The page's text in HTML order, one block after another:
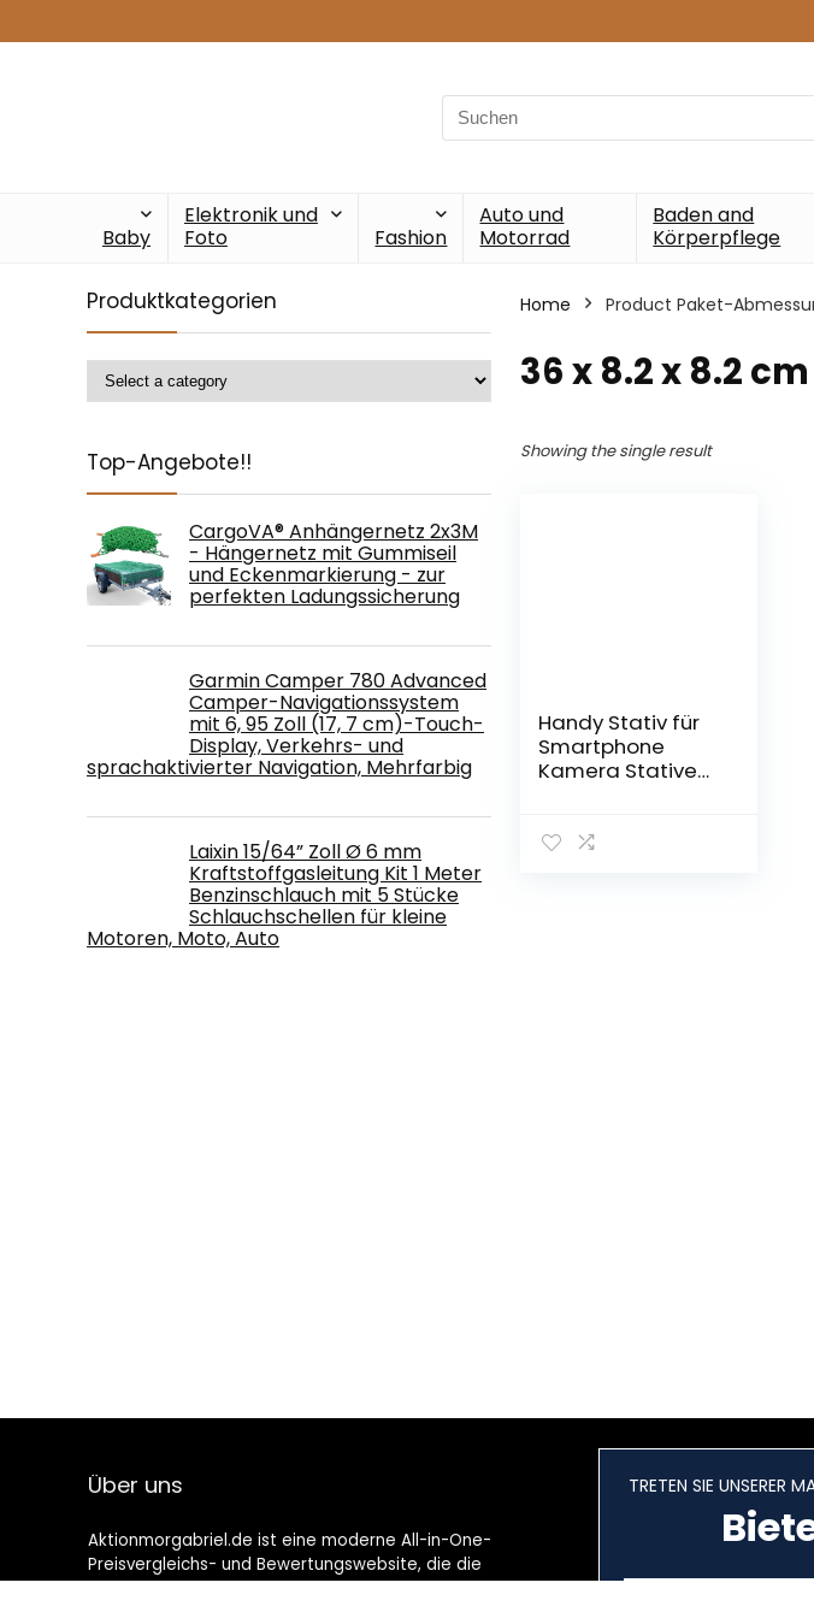
Search
for:
Baby
Elektronik und
Foto
Fashion
Auto und
Motorrad
Baden and
Körperpflege
Produktkategorien
Top-Angebote!!
CargoVA® Anhängernetz 2x3M
- Hängernetz mit Gummiseil
und Eckenmarkierung - zur
perfekten Ladungssicherung
Garmin Camper 780 Advanced
Camper-Navigationssystem
mit 6, 95 Zoll (17, 7 cm)-Touch-
Display, Verkehrs- und
sprachaktivierter Navigation, Mehrfarbig
Laixin 15/64” Zoll Ø 6 mm
Kraftstoffgasleitung Kit 1 Meter
Benzinschlauch mit 5 Stücke
Schlauchschellen für kleine
Motoren, Moto, Auto
Home Product Paket-
‎36 x 8.2 x 8.2 cm
Showing the single result
Handy Stativ für
Smartphone
Kamera Stative
Stative
Über uns
Aktionmorgabriel.de ist eine moderne All-in-One-
Preisvergleichs- und Bewertungswebsite, die die
besten auf Amazon verfügbaren Angebote bietet und
TRETEN SIE UNSERER